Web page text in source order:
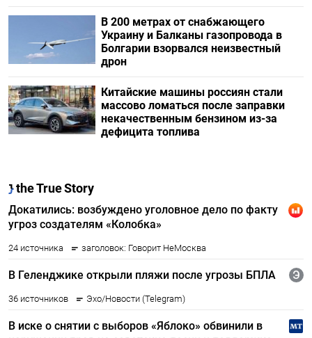
В 200 метрах от снабжающего
Украину и Балканы газопровода в
Болгарии взорвался неизвестный
дрон
Китайские машины россиян стали
массово ломаться после заправки
некачественным бензином из-за
дефицита топлива